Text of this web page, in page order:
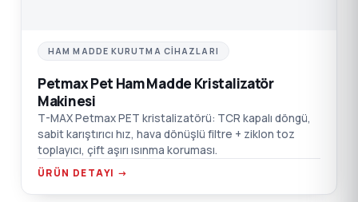
HAM MADDE KURUTMA CIHAZLARI
Petmax Pet Ham Madde Kristalizatör
Makinesi
T-MAX Petmax PET kristalizatörü: TCR kapalı döngü,
sabit karıştırıcı hız, hava dönüşlü filtre + ziklon toz
toplayıcı, çift aşırı ısınma koruması.
ÜRÜN DETAYI →